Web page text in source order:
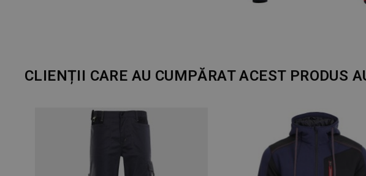
CLIENȚII CARE AU CUMPĂRAT ACEST PRODUS